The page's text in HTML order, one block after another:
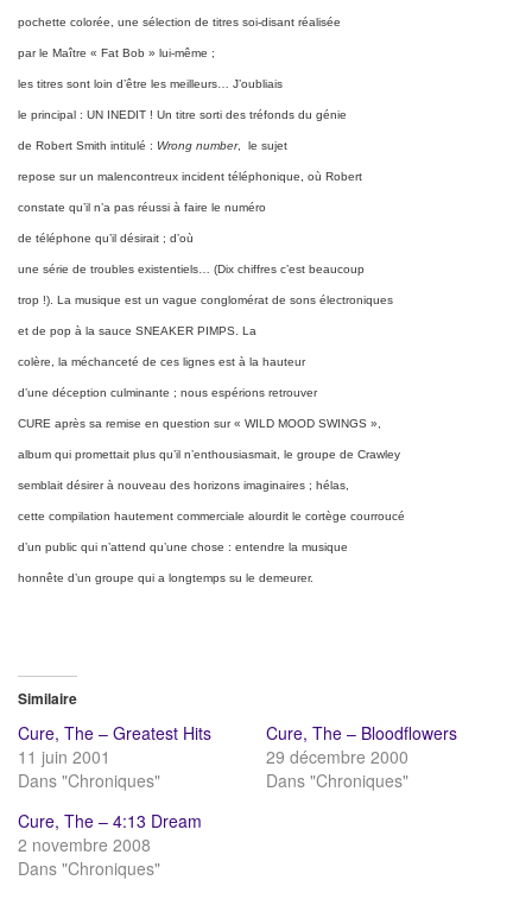
pochette colorée, une sélection de titres soi-disant réalisée
par le Maître « Fat Bob » lui-même ;
les titres sont loin d’être les meilleurs… J’oubliais
le principal : UN INEDIT ! Un titre sorti des tréfonds du génie
de Robert Smith intitulé : Wrong number, le sujet
repose sur un malencontreux incident téléphonique, où Robert
constate qu’il n’a pas réussi à faire le numéro
de téléphone qu’il désirait ; d’où
une série de troubles existentiels… (Dix chiffres c’est beaucoup
trop !). La musique est un vague conglomérat de sons électroniques
et de pop à la sauce SNEAKER PIMPS. La
colère, la méchanceté de ces lignes est à la hauteur
d’une déception culminante ; nous espérions retrouver
CURE après sa remise en question sur « WILD MOOD SWINGS »,
album qui promettait plus qu’il n’enthousiasmait, le groupe de Crawley
semblait désirer à nouveau des horizons imaginaires ; hélas,
cette compilation hautement commerciale alourdit le cortège courroucé
d’un public qui n’attend qu’une chose : entendre la musique
honnête d’un groupe qui a longtemps su le demeurer.
Similaire
Cure, The – Greatest Hits
11 juin 2001
Dans "Chroniques"
Cure, The – Bloodflowers
29 décembre 2000
Dans "Chroniques"
Cure, The – 4:13 Dream
2 novembre 2008
Dans "Chroniques"